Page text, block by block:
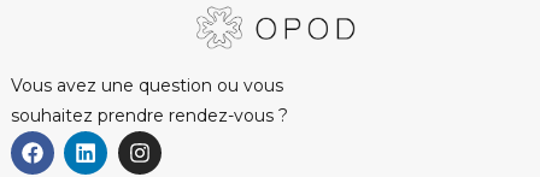
Vous avez une question ou vous
souhaitez prendre rendez-vous ?